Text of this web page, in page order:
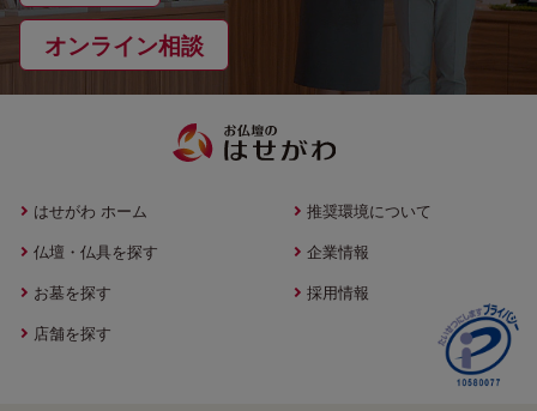
オンライン相談
はせがわ ホーム
仏壇・仏具を探す
お墓を探す
店舗を探す
推奨環境について
企業情報
採用情報